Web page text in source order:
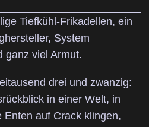
Tiefkühl-Frikadellen, ein
System
ganz viel Armut.
drei und zwanzig:
in einer Welt, in
auf Crack klingen,